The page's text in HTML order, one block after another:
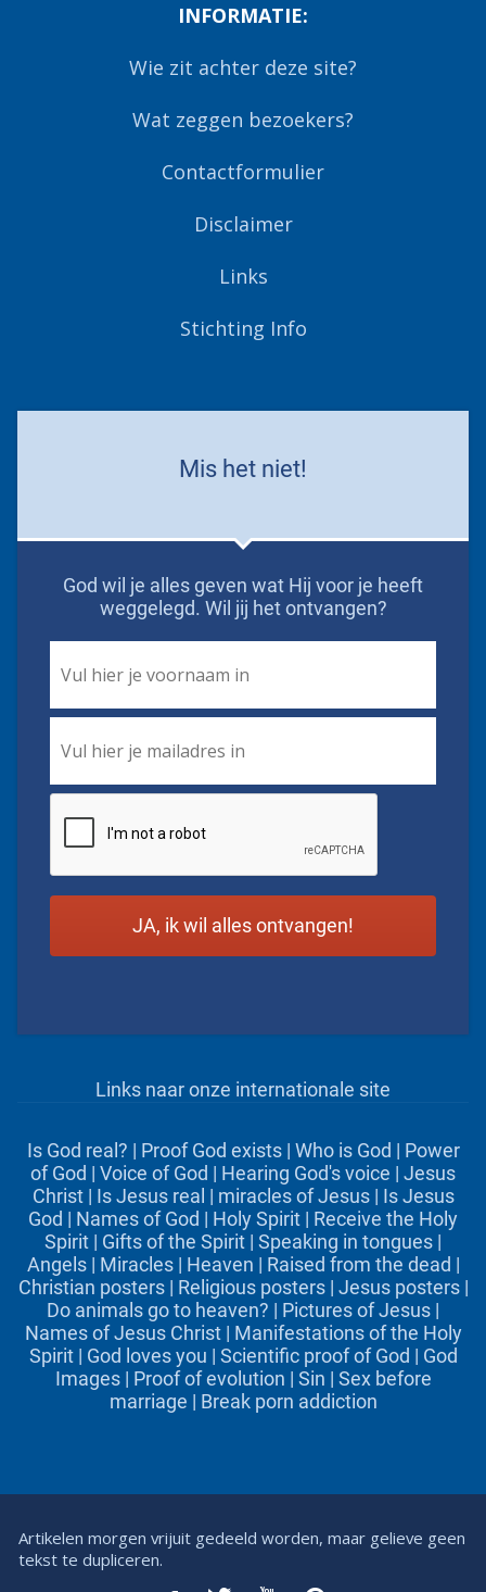
INFORMATIE:
Wie zit achter deze site?
Wat zeggen bezoekers?
Contactformulier
Disclaimer
Links
Stichting Info
Mis het niet!
God wil je alles geven wat Hij voor je heeft
weggelegd. Wil jij het ontvangen?
Name *
Links naar onze internationale site
Is God real? | Proof God exists| Who is God | Power
of God | Voice of God | Hearing God's voice | Jesus
Christ| Is Jesus real | miracles of Jesus| Is Jesus
God | Names of God | Holy Spirit | Receive the Holy
Spirit | Gifts of the Spirit | Speaking in tongues |
Angels| Miracles| Heaven | Raised from the dead |
Christian posters| Religious posters| Jesus posters|
Do animals go to heaven? | Pictures of Jesus |
Names of Jesus Christ| Manifestations of the Holy
Spirit| God loves you | Scientific proof of God | God
Images| Proof of evolution | Sin | Sex before
marriage | Break porn addiction
Artikelen morgen vrijuit gedeeld worden, maar gelieve geen
tekst te dupliceren.